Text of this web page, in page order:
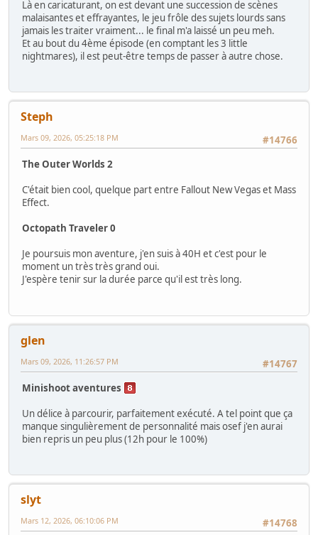
Là en caricaturant, on est devant une succession de scènes
malaisantes et effrayantes, le jeu frôle des sujets lourds sans
jamais les traiter vraiment... le final m'a laissé un peu meh.
Et au bout du 4ème épisode (en comptant les 3 little
nightmares), il est peut-être temps de passer à autre chose.
Steph
#14766
Mars 09, 2026, 05:25:18 PM
The Outer Worlds 2
C'était bien cool, quelque part entre Fallout New Vegas et Mass
Effect.
Octopath Traveler 0
Je poursuis mon aventure, j'en suis à 40H et c'est pour le
moment un très très grand oui.
J'espère tenir sur la durée parce qu'il est très long.
glen
#14767
Mars 09, 2026, 11:26:57 PM
Minishoot aventures
Un délice à parcourir, parfaitement exécuté. A tel point que ça
manque singulièrement de personnalité mais osef j'en aurai
bien repris un peu plus (12h pour le 100%)
slyt
#14768
Mars 12, 2026, 06:10:06 PM